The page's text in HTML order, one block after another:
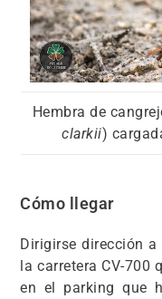
Hembra de
clarkii)
Cómo llegar
Dirigirse dirección
la carretera CV-700
en el parking que